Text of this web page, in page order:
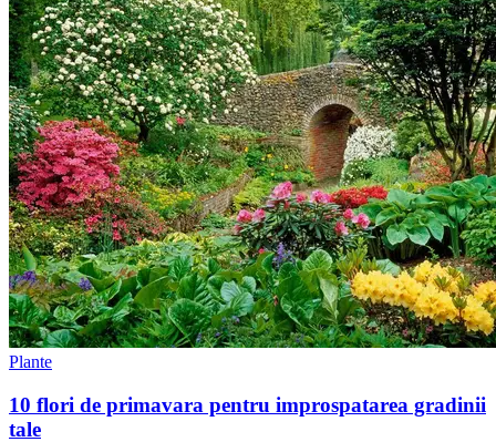
Plante
10 flori de primavara pentru improspatarea gradinii
tale